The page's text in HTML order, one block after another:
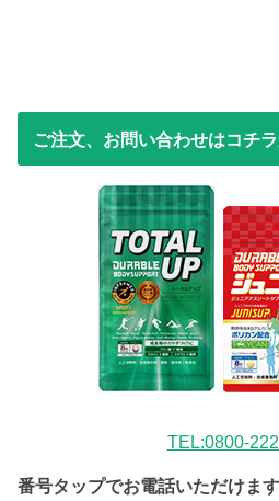
ご注文、お問い合わせはコチ
TEL:0800-
番号タップでお電話いただけます